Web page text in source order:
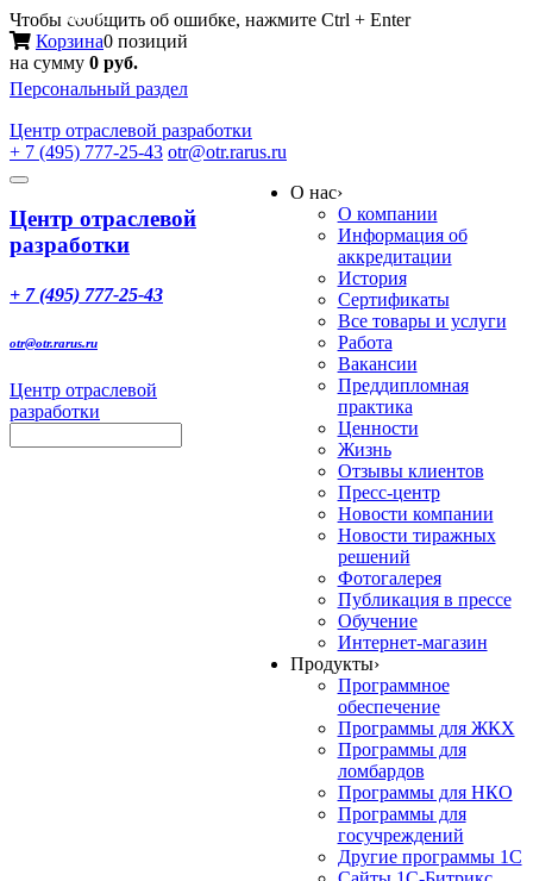
Чтобы сообщить об ошибке, нажмите Ctrl + Enter
Корзина0 позиций
на сумму 0 руб.
Персональный раздел
Центр отраслевой разработки
+ 7 (495) 777-25-43 otr@otr.rarus.ru
Toggle
Меню
Центр отраслевой
разработки
+ 7 (495) 777-25-43
otr@otr.rarus.ru
Центр отраслевой
разработки
О нас›
О компании
Информация об
аккредитации
История
Сертификаты
Все товары и услуги
Работа
Вакансии
Преддипломная
практика
Ценности
Жизнь
Отзывы клиентов
Пресс-центр
Новости компании
Новости тиражных
решений
Фотогалерея
Публикация в прессе
Обучение
Интернет-магазин
Продукты›
Программное
обеспечение
Программы для ЖКХ
Программы для
ломбардов
Программы для НКО
Программы для
госучреждений
Другие программы 1С